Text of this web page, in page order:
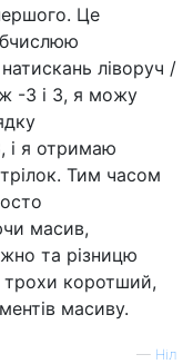
Це
ліворуч /
-3 і 3, я можу
і я отримаю
Тим часом
масив,
та різницю
трохи коротший,
масиву.
— Ніл